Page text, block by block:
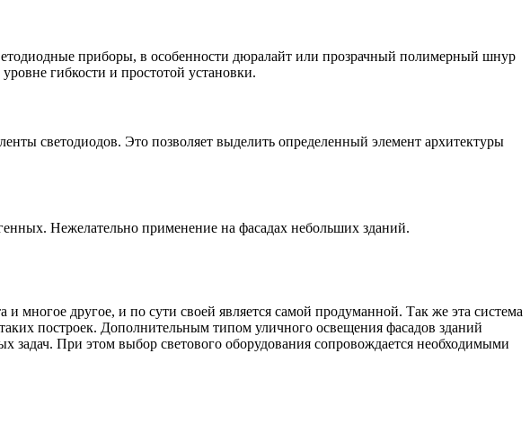
приборы, в особенности дюралайт или прозрачный полимерный шнур
гибкости и простотой установки.
светодиодов. Это позволяет выделить определенный элемент архитектуры
Нежелательно применение на фасадах небольших зданий.
многое другое, и по сути своей является самой продуманной. Так же эта система
построек. Дополнительным типом уличного освещения фасадов зданий
задач. При этом выбор светового оборудования сопровождается необходимыми